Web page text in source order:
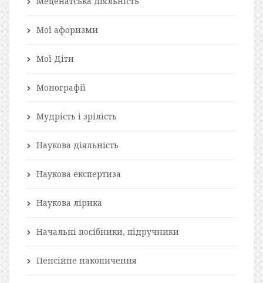
Мої афоризми
Мої Діти
Монографії
Мудрість і зрілість
Наукова діяльність
Наукова експертиза
Наукова лірика
Начальні посібники, підручники
Пенсійне накопичення